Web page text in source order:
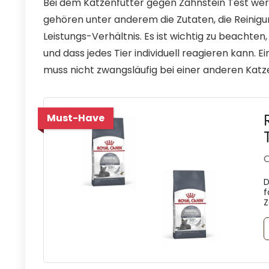
Bei dem Katzenfutter gegen Zahnstein Test
gehören unter anderem die Zutaten, die
Leistungs-Verhältnis. Es ist wichtig zu
und dass jedes Tier individuell reagieren kann.
muss nicht zwangsläufig bei einer anderen
Must-Have